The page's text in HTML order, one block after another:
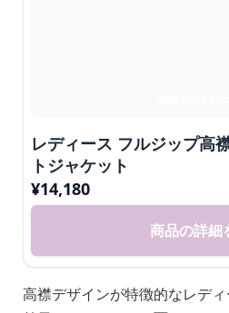
レディース フルジップ高
トジャケット
¥14,180
商品の詳細
高襟デザインが特徴的なレデ